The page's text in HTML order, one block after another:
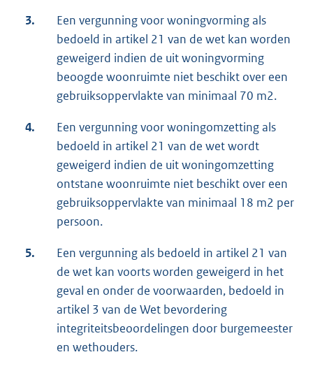
3.
Een vergunning voor woningvorming als
bedoeld in artikel 21 van de wet kan worden
geweigerd indien de uit woningvorming
beoogde woonruimte niet beschikt over een
gebruiksoppervlakte van minimaal 70 m2.
4.
Een vergunning voor woningomzetting als
bedoeld in artikel 21 van de wet wordt
geweigerd indien de uit woningomzetting
ontstane woonruimte niet beschikt over een
gebruiksoppervlakte van minimaal 18 m2 per
persoon.
5.
Een vergunning als bedoeld in artikel 21 van
de wet kan voorts worden geweigerd in het
geval en onder de voorwaarden, bedoeld in
artikel 3 van de Wet bevordering
integriteitsbeoordelingen door burgemeester
en wethouders.